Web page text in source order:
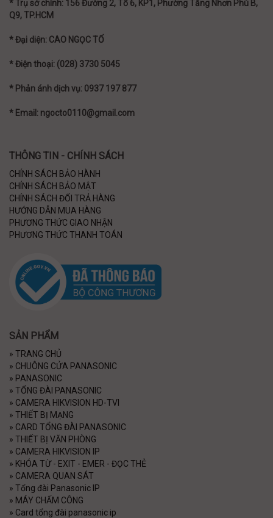
* Trụ sở chính: 156 Đường 2, Tổ 6, KP1, Phường Tăng Nhơn Phú B,
Q9, TP.HCM
* Đại diện: CAO NGỌC TỐ
* Điện thoại: (028) 3730 5045
* Phản ánh dịch vụ: 0937 197 877
* Email: ngocto0110@gmail.com
THÔNG TIN - CHÍNH SÁCH
CHÍNH SÁCH BẢO HÀNH
CHÍNH SÁCH BẢO MẬT
CHÍNH SÁCH ĐỔI TRẢ HÀNG
HƯỚNG DẪN MUA HÀNG
PHƯƠNG THỨC GIAO NHẬN
PHƯƠNG THỨC THANH TOÁN
SẢN PHẨM
» TRANG CHỦ
» CHUÔNG CỬA PANASONIC
» PANASONIC
» TỔNG ĐÀI PANASONIC
» CAMERA HIKVISION HD-TVI
» THIẾT BỊ MẠNG
» CARD TỔNG ĐÀI PANASONIC
» THIẾT BỊ VĂN PHÒNG
» CAMERA HIKVISION IP
» KHÓA TỪ - EXIT - EMER - ĐỌC THẺ
» CAMERA QUAN SÁT
» Tổng đài Panasonic IP
» MÁY CHẤM CÔNG
» Card tổng đài panasonic ip